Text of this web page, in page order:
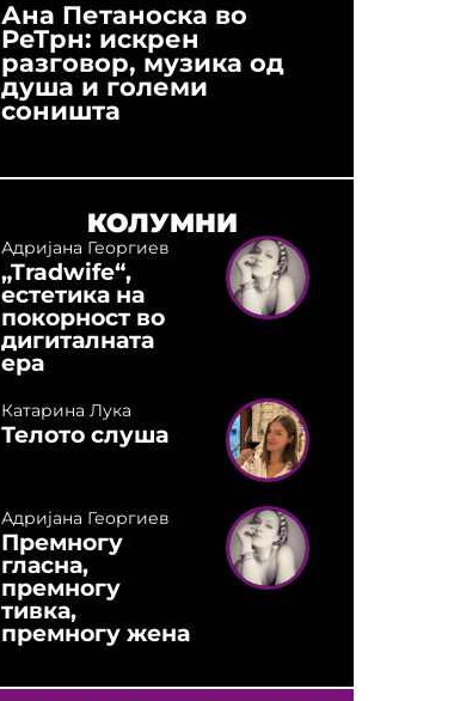
Ана Петаноска во
РеТрн: искрен
разговор, музика од
душа и големи
соништа
КОЛУМНИ
Адријана Георгиев
„Tradwife“,
естетика на
покорност во
дигиталната
ера
Катарина Лука
Телото слуша
Адријана Георгиев
Премногу
гласна,
премногу
тивка,
премногу жена